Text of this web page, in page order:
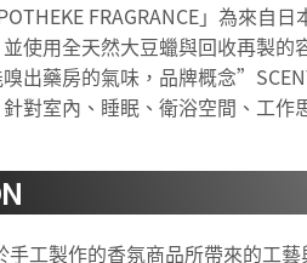
FRAGRANCE」為來
使用全天然大豆蠟與回收再製
出藥房的氣味，品牌概念
對室內、睡眠、衛浴空間、工作
手工製作的香氛商品所帶來的